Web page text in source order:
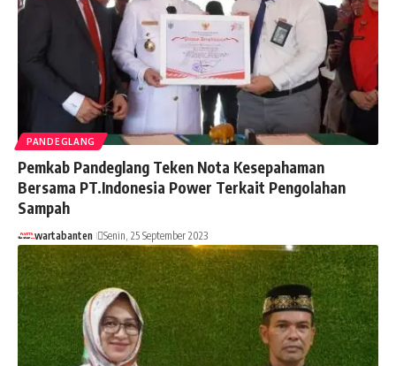
PANDEGLANG
Pemkab Pandeglang Teken Nota Kesepahaman
Bersama PT.Indonesia Power Terkait Pengolahan
Sampah
wartabanten Senin, 25 September 2023